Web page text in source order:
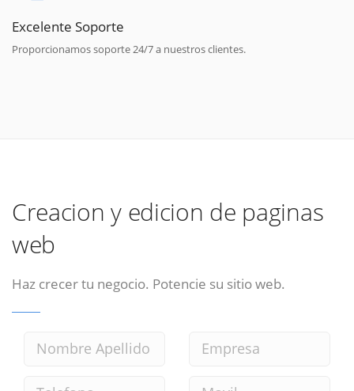
Excelente Soporte
Proporcionamos soporte 24/7 a nuestros clientes.
Creacion y edicion de paginas
web
Haz crecer tu negocio. Potencie su sitio web.